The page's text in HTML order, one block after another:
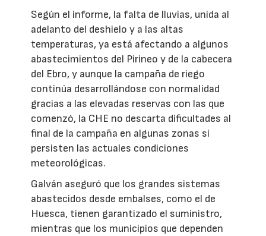
Según el informe, la falta de lluvias, unida al
adelanto del deshielo y a las altas
temperaturas, ya está afectando a algunos
abastecimientos del Pirineo y de la cabecera
del Ebro, y aunque la campaña de riego
continúa desarrollándose con normalidad
gracias a las elevadas reservas con las que
comenzó, la CHE no descarta dificultades al
final de la campaña en algunas zonas si
persisten las actuales condiciones
meteorológicas.
Galván aseguró que los grandes sistemas
abastecidos desde embalses, como el de
Huesca, tienen garantizado el suministro,
mientras que los municipios que dependen